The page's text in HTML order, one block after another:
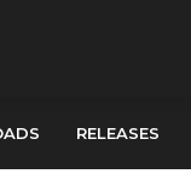
RELEASES